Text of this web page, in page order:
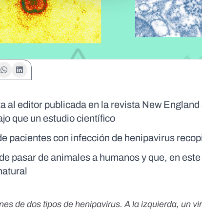
al editor publicada en la revista New
que un estudio científico
pacientes con infección de henipavirus
pasar de animales a humanos y que, en
de dos tipos de henipavirus. A la izquierda, un